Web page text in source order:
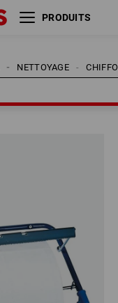
PRODUITS
NETTOYAGE
NETTOYAGE